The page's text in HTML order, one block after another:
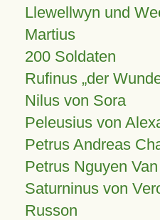
Llewellwyn und
Martius
200 Soldaten
Rufinus „der
Nilus von Sora
Peleusius von
Petrus Andreas
Petrus Nguyen
Saturninus von
Russon